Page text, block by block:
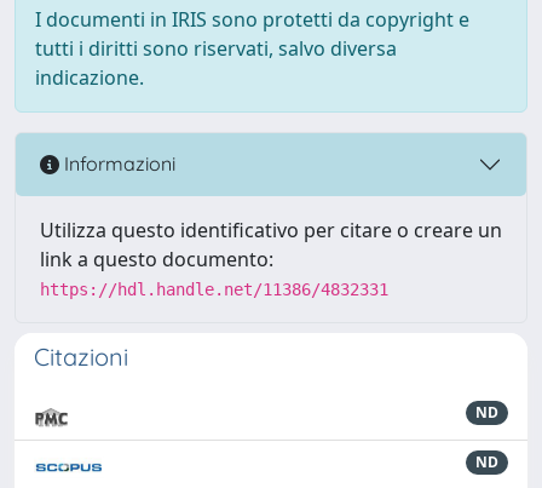
I documenti in IRIS sono protetti da copyright e
tutti i diritti sono riservati, salvo diversa
indicazione.
Informazioni
Utilizza questo identificativo per citare o creare un
link a questo documento:
https://hdl.handle.net/11386/4832331
Citazioni
ND
ND